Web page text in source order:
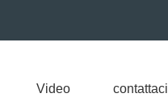
Video contattaci